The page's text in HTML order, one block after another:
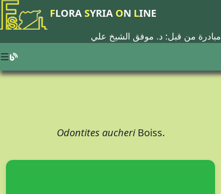
FLORA SYRIA ON LINE
مبادرة من قبل: د. موفق الشيخ علي
Odontites aucheri Boiss.